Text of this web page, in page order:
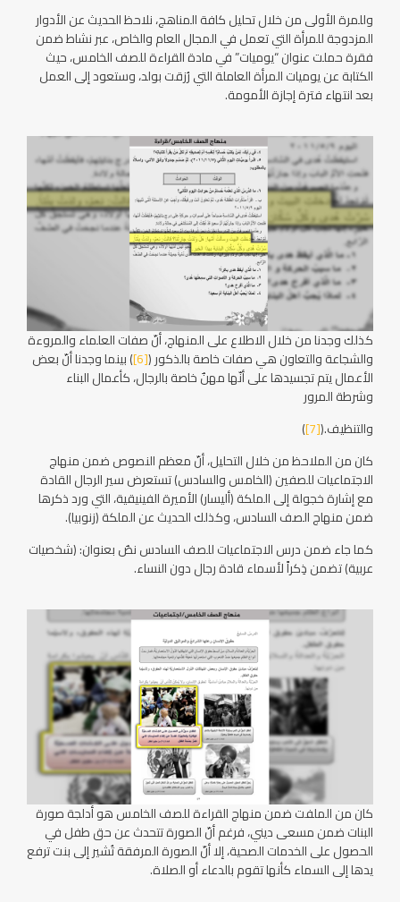
وللمرة الأولى من خلال تحليل كافة المناهج، نلاحظ الحديث عن الأدوار
المزدوجة للمرأة التي تعمل في المجال العام والخاص، عبر نشاط ضمن
فقرة حملت عنوان “يوميات” في مادة القراءة للصف الخامس، حيث
الكتابة عن يوميات المرأة العاملة التي رُزقت بولد، وستعود إلى العمل
بعد انتهاء فترة إجازة الأمومة.
كذلك وجدنا من خلال الاطلاع على المنهاج، أنّ صفات العلماء والمروءة
والشجاعة والتعاون هي صفات خاصة بالذكور ([6] ) بينما وجدنا أنّ بعض
الأعمال يتم تجسيدها على أنّها مهنٌ خاصة بالرجال، كأعمال البناء
وشرطة المرور
والتنظيف.([7]
)
كان من الملاحظ من خلال التحليل، أنّ معظم النصوص ضمن منهاج
الاجتماعيات للصفين (الخامس والسادس) تستعرض سير الرجال القادة
مع إشارة خجولة إلى الملكة (أليسار) الأميرة الفينيقية، التي ورد ذكرها
ضمن منهاج الصف السادس، وكذلك الحديث عن الملكة (زنوبيا).
كما جاء ضمن درس الاجتماعيات للصف السادس نصٌ بعنوان: (شخصيات
عربية) تضمن ذِكراً لأسماء قادة رجال دون النساء.
كان من الملفت ضمن منهاج القراءة للصف الخامس هو أدلجة صورة
البنات ضمن مسعى ديني، فرغم أنّ الصورة تتحدث عن حق طفل في
الحصول على الخدمات الصحية، إلا أنّ الصورة المرفقة تُشير إلى بنت ترفع
يدها إلى السماء كأنها تقوم بالدعاء أو الصلاة.